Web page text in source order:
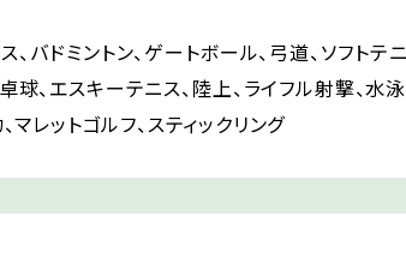
バドミントン、ゲートボール、弓道、ソフトテ
球、エスキーテニス、陸上、ライフル射撃、水
マレットゴルフ、スティックリング